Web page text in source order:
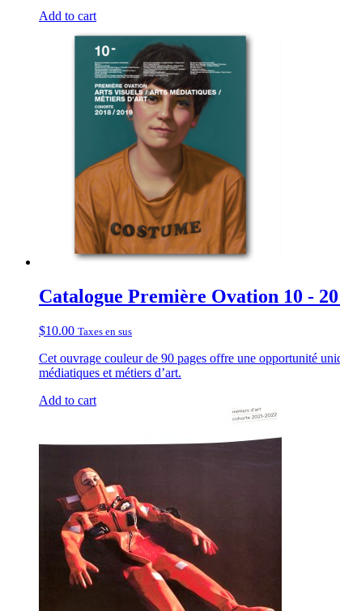
Add to cart
Catalogue Première Ovation 10 -
$10.00 Taxes en sus
Cet ouvrage couleur de 90 pages offre une opportunité
médiatiques et métiers d’art.
Add to cart